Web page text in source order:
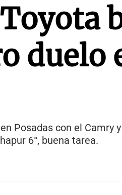
duelo
Posadas con el Camry
6°, buena tarea.